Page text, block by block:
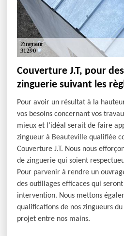
Couverture J.T, pour
zinguerie suivant les
Pour avoir un résultat à la
vos besoins concernant vos
mieux et l’idéal serait de faire
zingueur à Beauteville qualifiée
Couverture J.T. Nous nous
de zinguerie qui soient
Pour parvenir à rendre un
des outillages efficaces qui
intervention. Nous mettons
qualifications de nos zingueurs
projet entre nos mains.